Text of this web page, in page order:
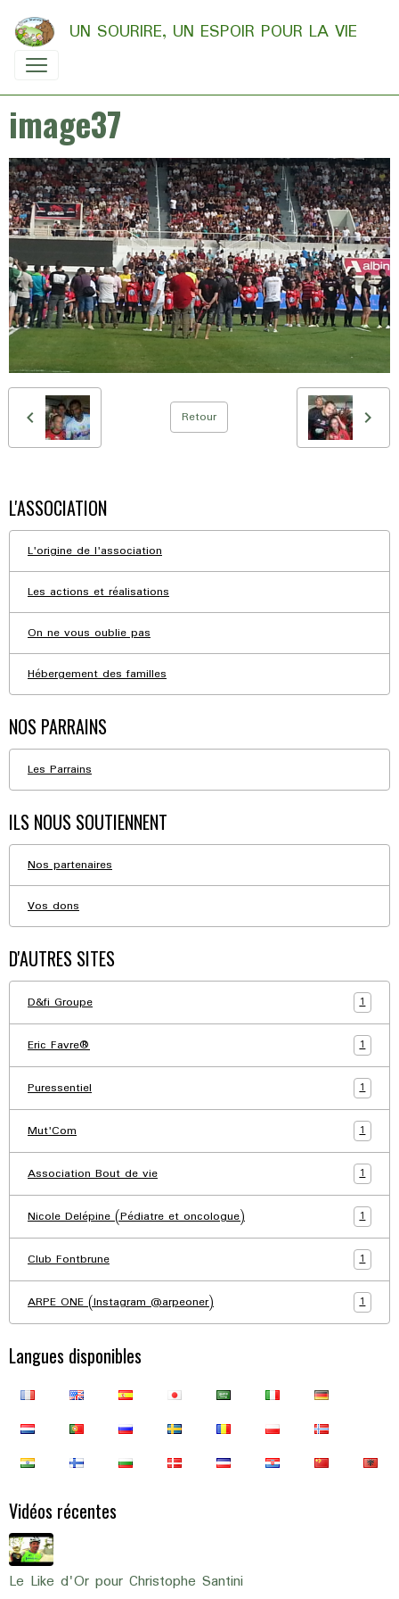
UN SOURIRE, UN ESPOIR POUR LA VIE
image37
Retour
L'ASSOCIATION
L'origine de l'association
Les actions et réalisations
On ne vous oublie pas
Hébergement des familles
NOS PARRAINS
Les Parrains
ILS NOUS SOUTIENNENT
Nos partenaires
Vos dons
D'AUTRES SITES
D&fi Groupe 1
Eric Favre® 1
Puressentiel 1
Mut'Com 1
Association Bout de vie 1
Nicole Delépine (Pédiatre et oncologue) 1
Club Fontbrune 1
ARPE ONE (Instagram @arpeoner) 1
Langues disponibles
Vidéos récentes
Le Like d'Or pour Christophe Santini